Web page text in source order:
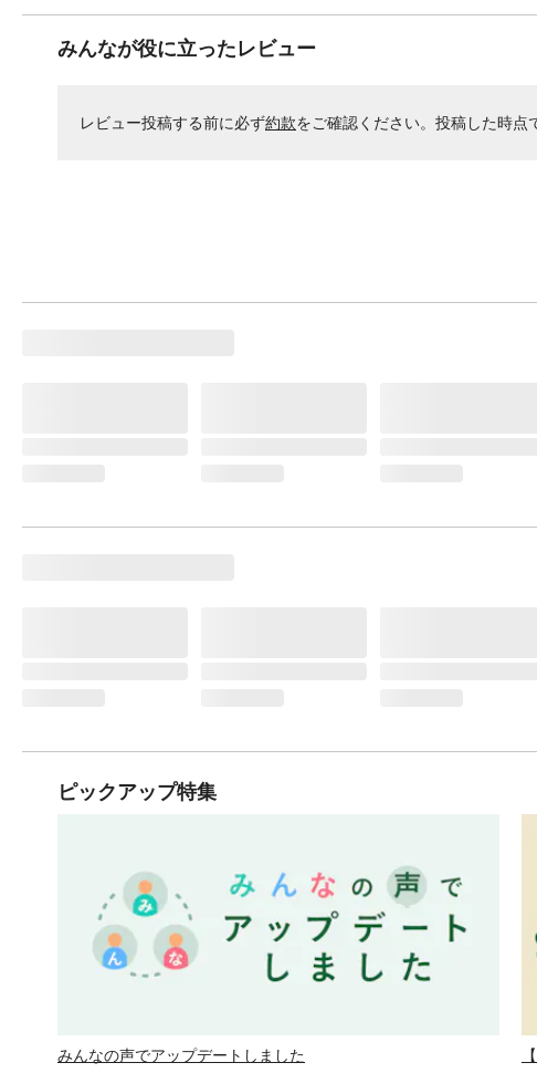
みんなが役に立ったレビュー
レビュー投稿する前に必ず約款をご確認ください。投稿した時点
ピックアップ特集
みんなの声でアップデートしました